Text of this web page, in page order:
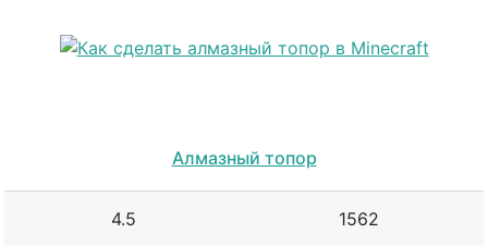
Алмазный топор
4.5 1562